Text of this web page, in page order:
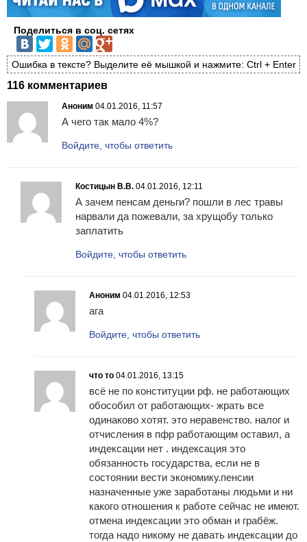
Поделиться в соц. сетях
Ошибка в тексте? Выделите её мышкой и нажмите: Ctrl + Enter
116 комментариев
Аноним 04.01.2016, 11:57
А чего так мало 4%?
Войдите, чтобы ответить
Костицын В.В. 04.01.2016, 12:11
А зачем пенсам деньги? пошли в лес травы
нарвали да пожевали, за хрущобу только
заплатить
Войдите, чтобы ответить
Аноним 04.01.2016, 12:53
ага
Войдите, чтобы ответить
что то 04.01.2016, 13:15
всё не по конституции рф. не работающих
обособил от работающих- жрать все
одинаково хотят. это неравенство. налог и
отчисления в пфр работающим оставил, а
индексации нет . индексация это
обязанность государства, если не в
состоянии вести экономику.пенсии
назначенные уже заработаны людьми и ни
какого отношения к работе сейчас не имеют.
отмена индексации это обман и грабёж.
тогда надо никому не давать индексации до